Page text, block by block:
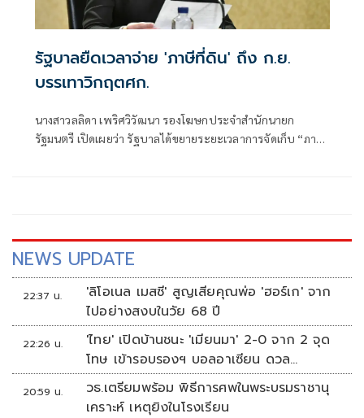
รัฐบาลยืดเวลาจ่าย 'ภาษีที่ดิน' ถึง ก.ย.
บรรเทาวิกฤตศก.
นางสาวลลิดา เพริศวิวัฒนา รองโฆษกประจำสำนักนายก
รัฐมนตรี เปิดเผยว่า รัฐบาลได้ขยายระยะเวลาการจัดเก็บ “ภาษี
NEWS UPDATE
22:37 น.
'ลิโอเนล เมสซี' สูญเสียคุณพ่อ 'ฮอร์เก' จาก
ไปอย่างสงบในวัย 68 ปี
22:26 น.
'ไทย' เปิดบ้านชนะ 'เมียนมา' 2-0 จาก 2 จุด
โทษ เข้ารอบรองฯ บอลอาเซียน ดวล
'สิงคโปร์'
20:59 น.
วธ.เตรียมพร้อม พิธีการศพในพระบรมราชานุ
เคราะห์ เหตุยิงในโรงเรียน